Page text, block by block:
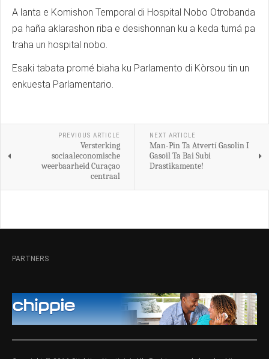
A lanta e Komishon Temporal di Hospital Nobo Otrobanda
pa haña aklarashon riba e desishonnan ku a keda tumá pa
traha un hospital nobo.
Esaki tabata promé biaha ku Parlamento di Kòrsou tin un
enkuesta Parlamentario.
PREVIOUS ARTICLE
Versterking
sociaaleconomische
weerbaarheid Curaçao
centraal
NEXT ARTICLE
Man-Pin Ta Atvertí Gasolin I
Gasoil Ta Bai Subi
Drastikamente!
PARTNERS